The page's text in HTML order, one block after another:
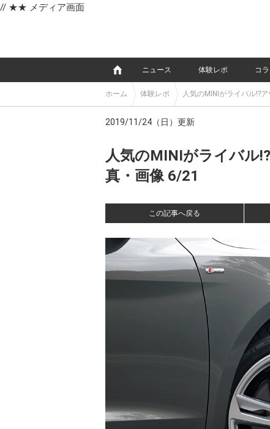
// ★★ メディア画面
ニュース 体験レポ コ
ホーム 体験レポ 人気のMINIがライバル!?
2019/11/24（日）更新
人気のMINIがライバル
真・画像 6/21
この記事へ戻る